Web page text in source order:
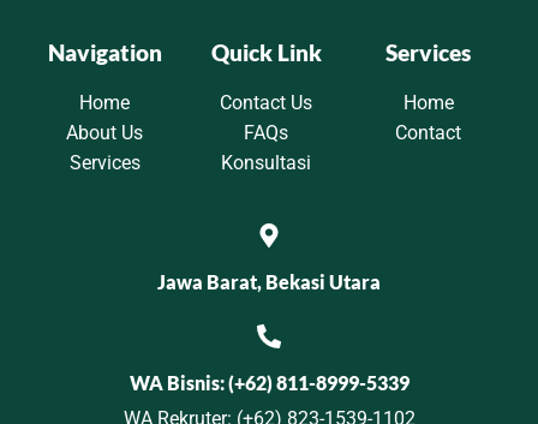
Navigation
Home
About Us
Services
Quick Link
Contact Us
FAQs
Konsultasi
Services
Home
Contact
Jawa Barat, Bekasi Utara
WA Bisnis: (+62) 811-8999-5339
WA Rekruter: (+62) 823-1539-1102